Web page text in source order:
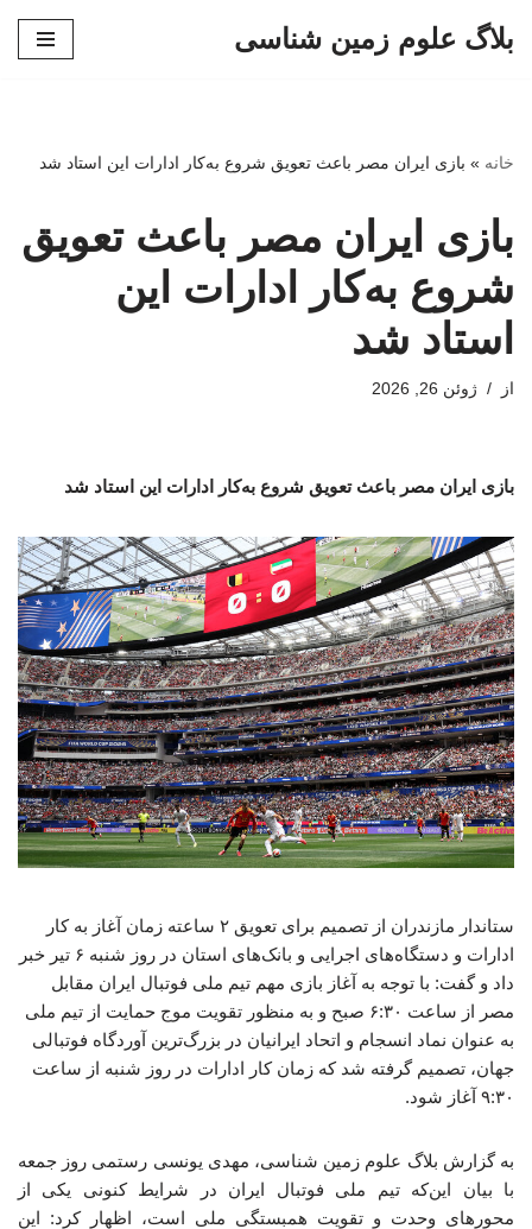
بلاگ علوم زمین شناسی
خانه » بازی ایران مصر باعث تعویق شروع به‌کار ادارات این استاد شد
بازی ایران مصر باعث تعویق
شروع به‌کار ادارات این
استاد شد
از ژوئن 26, 2026
بازی ایران مصر باعث تعویق شروع به‌کار ادارات این استاد شد
ستاندار مازندران از تصمیم برای تعویق ۲ ساعته زمان آغاز به کار
ادارات و دستگاه‌های اجرایی و بانک‌های استان در روز شنبه ۶ تیر خبر
داد و گفت: با توجه به آغاز بازی مهم تیم ملی فوتبال ایران مقابل
مصر از ساعت ۶:۳۰ صبح و به منظور تقویت موج حمایت از تیم ملی
به عنوان نماد انسجام و اتحاد ایرانیان در بزرگ‌ترین آوردگاه فوتبالی
جهان، تصمیم گرفته شد که زمان کار ادارات در روز شنبه از ساعت
۹:۳۰ آغاز شود.
به گزارش بلاگ علوم زمین شناسی، مهدی یونسی رستمی روز جمعه
با بیان این‌که تیم ملی فوتبال ایران در شرایط کنونی یکی از
محورهای وحدت و تقویت همبستگی ملی است، اظهار کرد: این